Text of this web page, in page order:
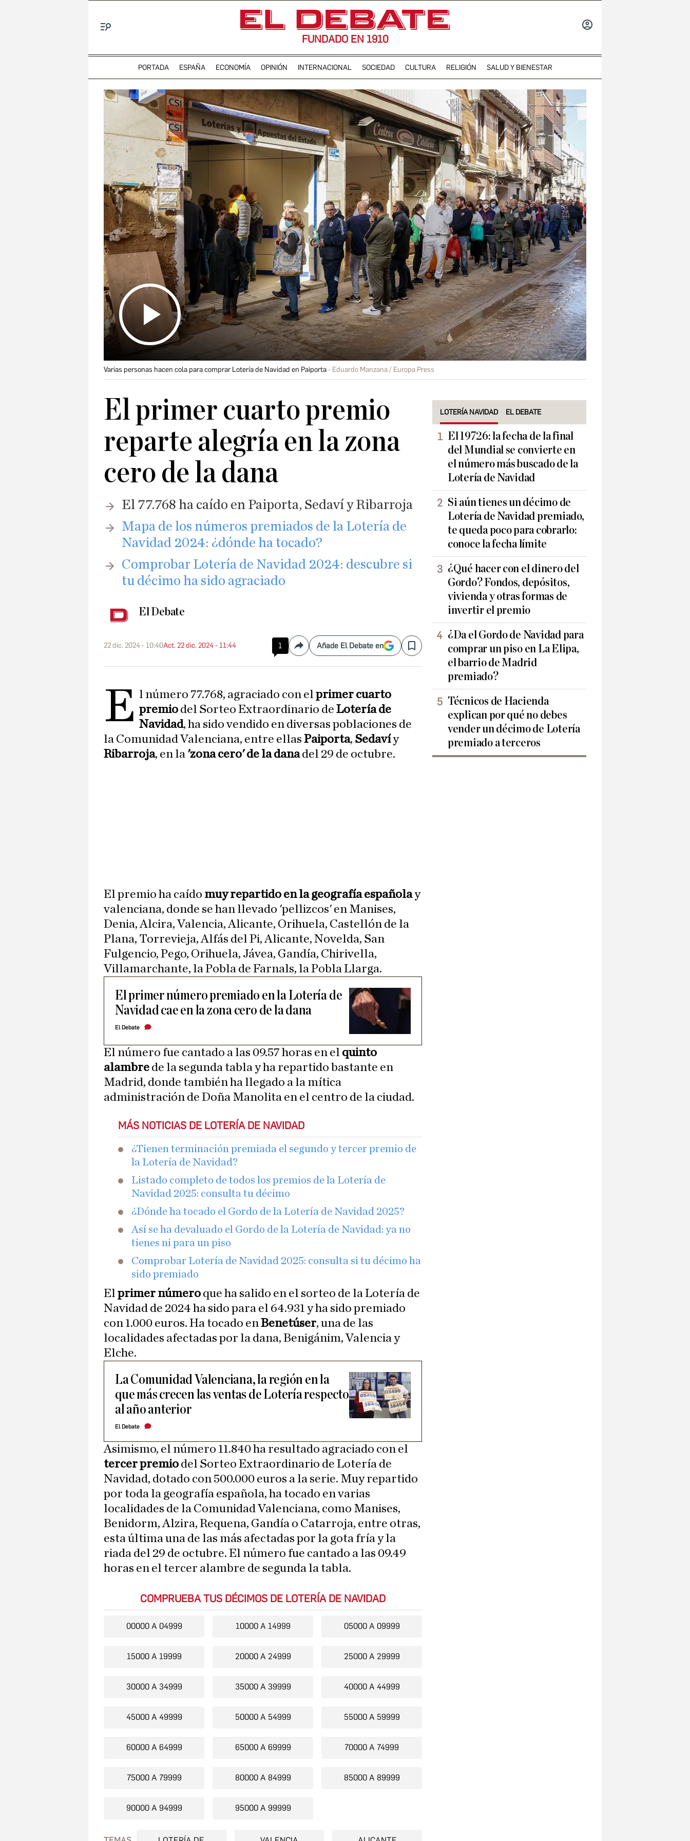
FUNDADO EN 1910
PORTADA ESPAÑA ECONOMÍA OPINIÓN INTERNACIONAL SOCIEDAD CULTURA RELIGIÓN SALUD Y BIENESTAR
Varias personas hacen cola para comprar Lotería de Navidad en Paiporta Eduardo Manzana / Europa Press
El primer cuarto premio
reparte alegría en la zona
cero de la dana
El 77.768 ha caído en Paiporta, Sedaví y Ribarroja
Mapa de los números premiados de la Lotería de
Navidad 2024: ¿dónde ha tocado?
Comprobar Lotería de Navidad 2024: descubre si
tu décimo ha sido agraciado
El Debate
22 dic. 2024 - 10:40Act. 22 dic. 2024 - 11:44 1 CompartirAñade El Debate en Save
E l número 77.768, agraciado con elprimer cuarto
premio del Sorteo Extraordinario deLotería de
Navidad, ha sido vendido en diversas poblaciones de
la Comunidad Valenciana, entre ellas Paiporta, Sedavíy
Ribarroja, en la 'zona cero' de la danadel 29 de octubre.
El premio ha caído muy repartido en la geografía españolay
valenciana, donde se han llevado 'pellizcos' en Manises,
Denia, Alcira, Valencia, Alicante, Orihuela, Castellón de la
Plana, Torrevieja, Alfás del Pi, Alicante, Novelda, San
Fulgencio, Pego, Orihuela, Jávea, Gandía, Chirivella,
Villamarchante, la Pobla de Farnals, la Pobla Llarga.
El primer número premiado en la Lotería de
Navidad cae en la zona cero de la dana
El Debate
El número fue cantado a las 09.57 horas en el quinto
alambre de la segunda tabla y ha repartido bastante en
Madrid, donde también ha llegado a la mítica
administración de Doña Manolita en el centro de la ciudad.
MÁS NOTICIAS DE LOTERÍA DE NAVIDAD
¿Tienen terminación premiada el segundo y tercer premio de
la Lotería de Navidad?
Listado completo de todos los premios de la Lotería de
Navidad 2025: consulta tu décimo
¿Dónde ha tocado el Gordo de la Lotería de Navidad 2025?
Así se ha devaluado el Gordo de la Lotería de Navidad: ya no
tienes ni para un piso
Comprobar Lotería de Navidad 2025: consulta si tu décimo ha
sido premiado
El primer número que ha salido en el sorteo de la Lotería de
Navidad de 2024 ha sido para el 64.931 y ha sido premiado
con 1.000 euros. Ha tocado enBenetúser, una de las
localidades afectadas por la dana, Benigánim, Valencia y
Elche.
La Comunidad Valenciana, la región en la
que más crecen las ventas de Lotería respecto
al año anterior
El Debate
Asimismo, el número 11.840 ha resultado agraciado con el
tercer premio del Sorteo Extraordinario de Lotería de
Navidad, dotado con 500.000 euros a la serie. Muy repartido
por toda la geografía española, ha tocado en varias
localidades de la Comunidad Valenciana, como Manises,
Benidorm, Alzira, Requena, Gandía o Catarroja, entre otras,
esta última una de las más afectadas por la gota fría y la
riada del 29 de octubre. El número fue cantado a las 09.49
horas en el tercer alambre de segunda la tabla.
COMPRUEBA TUS DÉCIMOS DE LOTERÍA DE NAVIDAD
00000 A 04999 10000 A 14999 05000 A 09999
15000 A 19999 20000 A 24999 25000 A 29999
30000 A 34999 35000 A 39999 40000 A 44999
45000 A 49999 50000 A 54999 55000 A 59999
60000 A 64999 65000 A 69999 70000 A 74999
75000 A 79999 80000 A 84999 85000 A 89999
90000 A 94999 95000 A 99999
LOTERÍA NAVIDAD EL DEBATE
El 19726: la fecha de la final
del Mundial se convierte en
el número más buscado de la
Lotería de Navidad
Si aún tienes un décimo de
Lotería de Navidad premiado,
te queda poco para cobrarlo:
conoce la fecha límite
¿Qué hacer con el dinero del
Gordo? Fondos, depósitos,
vivienda y otras formas de
invertir el premio
¿Da el Gordo de Navidad para
comprar un piso en La Elipa,
el barrio de Madrid
premiado?
Técnicos de Hacienda
explican por qué no debes
vender un décimo de Lotería
premiado a terceros